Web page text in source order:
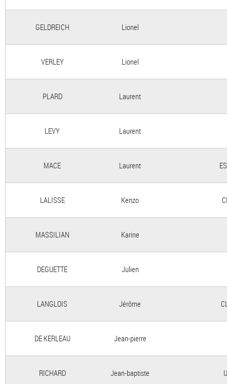
GELDREICH Lionel
VERLEY Lionel
PLARD Laurent
LEVY Laurent
MACE Laurent
LALISSE Kenzo
MASSILIAN Karine
DEGUETTE Julien
LANGLOIS Jérôme
DE KERLEAU Jean-pierre
RICHARD Jean-baptiste